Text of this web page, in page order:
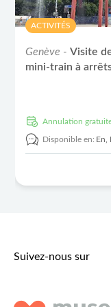
ACTIVITÉS
Genève -Visite
mini-train à
Annulation
Disponible en: En,
Suivez-nous sur